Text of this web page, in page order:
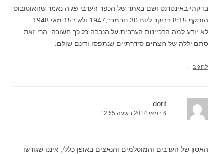
בדקתי באינטרנט ושם באתר של הכפר הערבי פג'ה נאמר שהאוטובוס
הותקף 8:15 בבוקר ליום 30 נובמבר,1947 ולא ב15 מאי 1948.
לא יודע למה הבכיינות הערבית על הנכבה כל כך חשובה. הרי זאת
סתם יללה של רוצחים סידרתיים שנתפסו ודינם שולם.
להגיב ↓
dorit
6 במאי 2014 בשעה 12:55
האסון של הערבים והמוסלמים והנאצים באופן כללי, איננו שגורשו